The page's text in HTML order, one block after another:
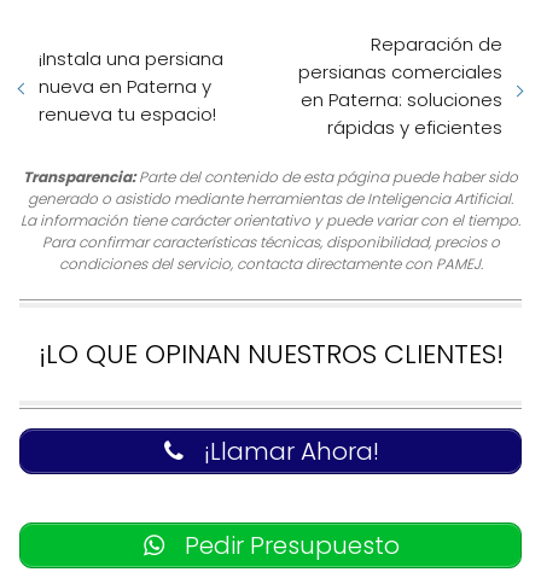
¡Instala una persiana
nueva en Paterna y
renueva tu espacio!
Reparación de
persianas comerciales
en Paterna: soluciones
rápidas y eficientes
Transparencia:Parte del contenido de esta página puede haber sido
generado o asistido mediante herramientas de Inteligencia Artificial.
La información tiene carácter orientativo y puede variar con el tiempo.
Para confirmar características técnicas, disponibilidad, precios o
condiciones del servicio, contacta directamente con PAMEJ.
¡LO QUE OPINAN NUESTROS CLIENTES!
¡Llamar Ahora!
Pedir Presupuesto